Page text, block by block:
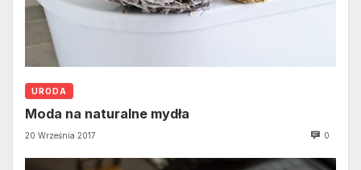
URODA
Moda na naturalne mydła
20 Września 2017 0